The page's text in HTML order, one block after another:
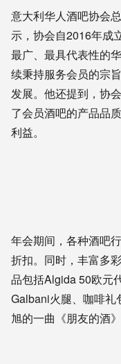
意大利华人酒吧协会
示，协会自2016年成
最广、最具代表性的
续秉持服务会员的宗
发展。他还提到，协
了会员酒吧的产品品
利益。
年会期间，各种酒吧
折扣。同时，丰富多
品包括Algida 50欧元
Galbani火腿、咖啡礼
旭的一曲《朋友的酒